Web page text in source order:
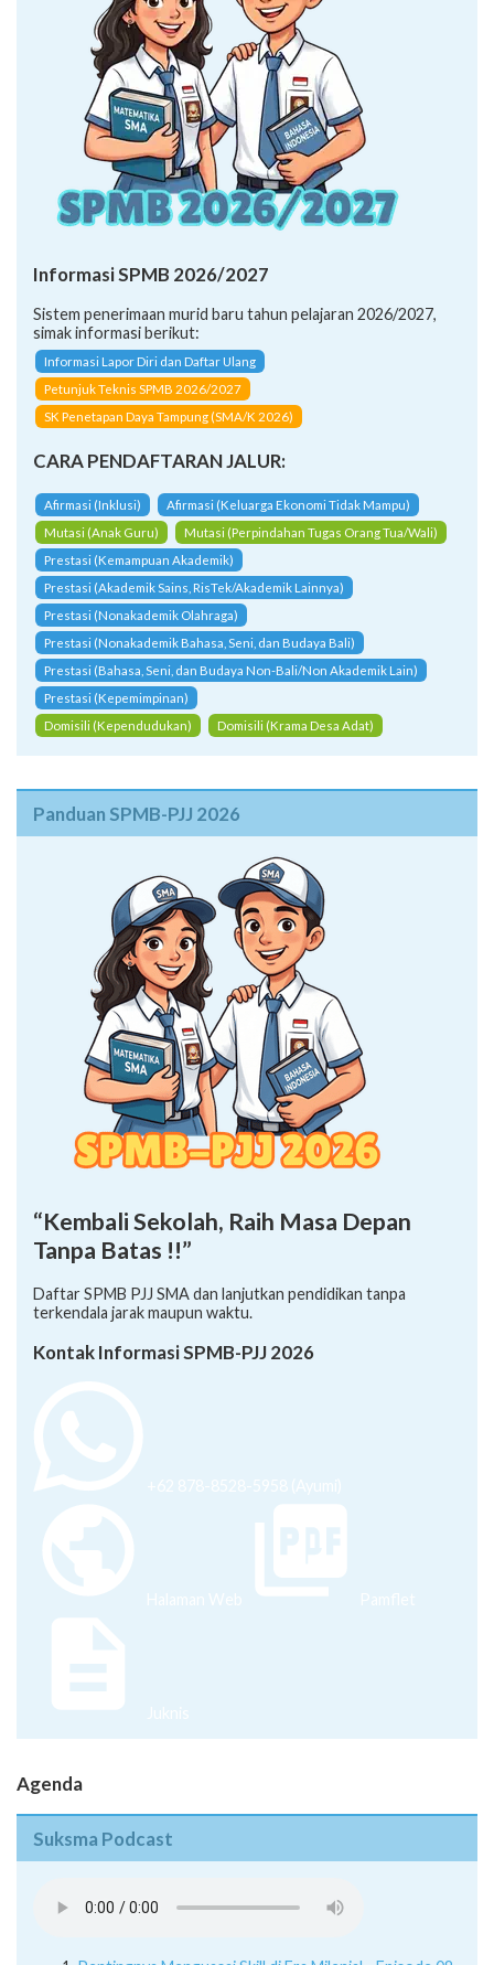
Informasi SPMB 2026/2027
Sistem penerimaan murid baru tahun pelajaran 2026/2027,
simak informasi berikut:
Informasi Lapor Diri dan Daftar Ulang
Petunjuk Teknis SPMB 2026/2027
SK Penetapan Daya Tampung (SMA/K 2026)
CARA PENDAFTARAN JALUR:
Afirmasi (Inklusi)
Afirmasi (Keluarga Ekonomi Tidak Mampu)
Mutasi (Anak Guru)
Mutasi (Perpindahan Tugas Orang Tua/Wali)
Prestasi (Kemampuan Akademik)
Prestasi (Akademik Sains, RisTek/Akademik Lainnya)
Prestasi (Nonakademik Olahraga)
Prestasi (Nonakademik Bahasa, Seni, dan Budaya Bali)
Prestasi (Bahasa, Seni, dan Budaya Non-Bali/Non Akademik Lain)
Prestasi (Kepemimpinan)
Domisili (Kependudukan)
Domisili (Krama Desa Adat)
Panduan SPMB-PJJ 2026
“Kembali Sekolah, Raih Masa Depan
Tanpa Batas !!”
Daftar SPMB PJJ SMA dan lanjutkan pendidikan tanpa
terkendala jarak maupun waktu.
Kontak Informasi SPMB-PJJ 2026
+62 878-8528-5958 (Ayumi)
Halaman Web Pamflet
Juknis
Agenda
Suksma Podcast